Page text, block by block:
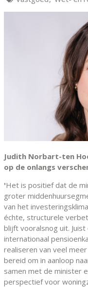
Judith Norbart-ten
op de onlangs
'Het is positief dat de
groter
van het
échte, structurele
blijft vooralsnog uit.
internationaal
realiseren van veel
bereid om in aanloop
samen met de minister
perspectief voor